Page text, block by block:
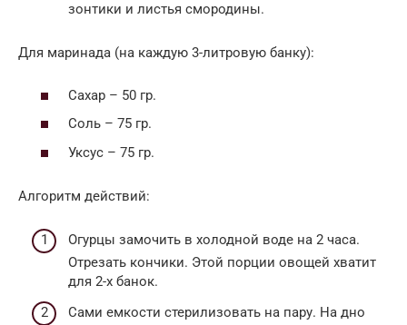
зонтики и листья смородины.
Для маринада (на каждую 3-литровую банку):
Сахар – 50 гр.
Соль – 75 гр.
Уксус – 75 гр.
Алгоритм действий:
Огурцы замочить в холодной воде на 2 часа.
Отрезать кончики. Этой порции овощей хватит
для 2-х банок.
Сами емкости стерилизовать на пару. На дно